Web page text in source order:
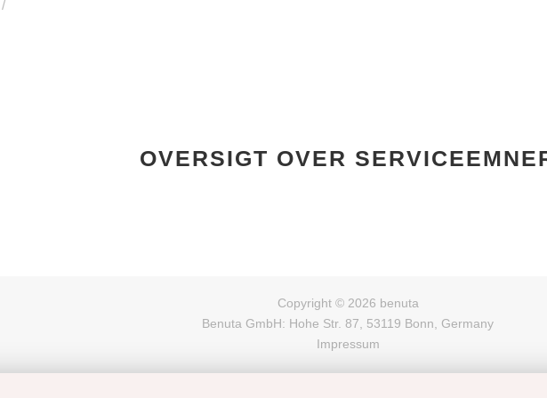
OVERSIGT OVER
Copyright © 2026 benuta
Benuta GmbH: Hohe Str. 87, 53119 Bonn, Germany
Impressum